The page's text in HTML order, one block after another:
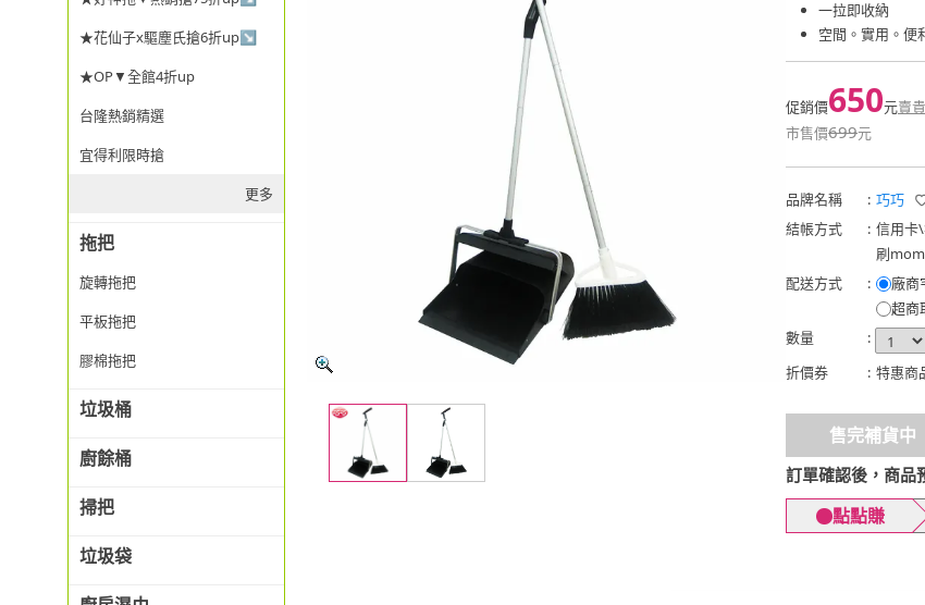
★花仙子x驅塵氏搶6折up↘
★OP▼全館4折up
台隆熱銷精選
宜得利限時搶
更多
拖把
旋轉拖把
平板拖把
膠棉拖把
垃圾桶
廚餘桶
掃把
垃圾袋
一拉即收納
空間。實用。便
促銷價650元賣
市售價699元
品牌名稱 : 巧巧
結帳方式
: 信用卡\
刷
配送方式
: 廠商
超商
數量
:
折價券
: 特惠商
售完補貨中
訂單確認後，商
點點賺